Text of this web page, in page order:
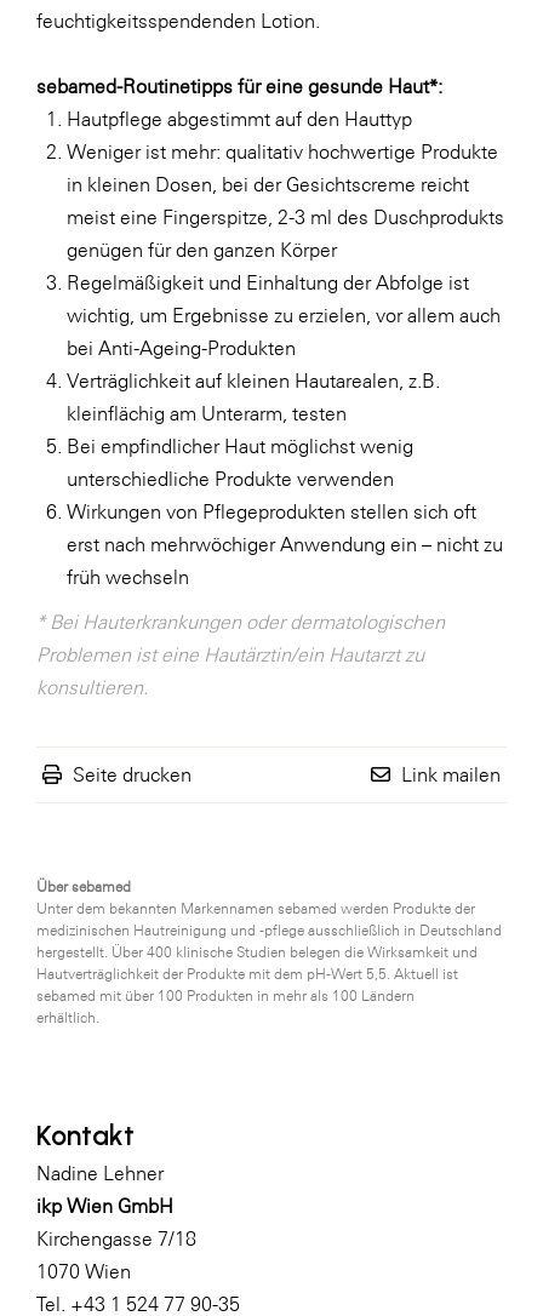
feuchtigkeitsspendenden Lotion.
sebamed-Routinetipps für eine gesunde Haut*:
Hautpflege abgestimmt auf den Hauttyp
Weniger ist mehr: qualitativ hochwertige Produkte
in kleinen Dosen, bei der Gesichtscreme reicht
meist eine Fingerspitze, 2-3 ml des Duschprodukts
genügen für den ganzen Körper
Regelmäßigkeit und Einhaltung der Abfolge ist
wichtig, um Ergebnisse zu erzielen, vor allem auch
bei Anti-Ageing-Produkten
Verträglichkeit auf kleinen Hautarealen, z.B.
kleinflächig am Unterarm, testen
Bei empfindlicher Haut möglichst wenig
unterschiedliche Produkte verwenden
Wirkungen von Pflegeprodukten stellen sich oft
erst nach mehrwöchiger Anwendung ein – nicht zu
früh wechseln
* Bei Hauterkrankungen oder dermatologischen
Problemen ist eine Hautärztin/ein Hautarzt zu
konsultieren.
Seite drucken Link mailen
Über sebamed
Unter dem bekannten Markennamen sebamed werden Produkte der
medizinischen Hautreinigung und -pflege ausschließlich in Deutschland
hergestellt. Über 400 klinische Studien belegen die Wirksamkeit und
Hautverträglichkeit der Produkte mit dem pH-Wert 5,5. Aktuell ist
sebamed mit über 100 Produkten in mehr als 100 Ländern
erhältlich.
Kontakt
Nadine Lehner
ikp Wien GmbH
Kirchengasse 7/18
1070 Wien
Tel. +43 1 524 77 90-35